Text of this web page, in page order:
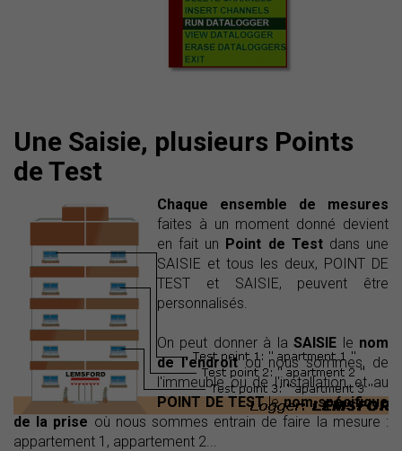
Une Saisie, plusieurs Points
de Test
Chaque ensemble de mesures
faites à un moment donné devient
en fait un Point de Testdans une
SAISIE et tous les deux, POINT DE
TEST et SAISIE, peuvent être
personnalisés.
On peut donner à laSAISIE le nom
de l'endroitoù nous sommes, de
l'immeuble ou de l'installation, et au
POINT DE TESTlenom spécifique
de la prise où nous sommes entrain de faire la mesure :
appartement 1, appartement 2...